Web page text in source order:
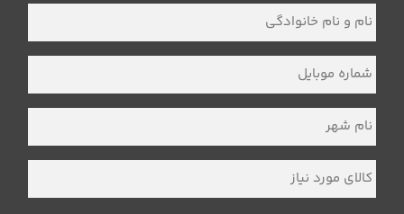
نام
و
نام
خانوادگی
*
شماره
موبایل *
نام
شهر *
کالای
مورد
نیاز